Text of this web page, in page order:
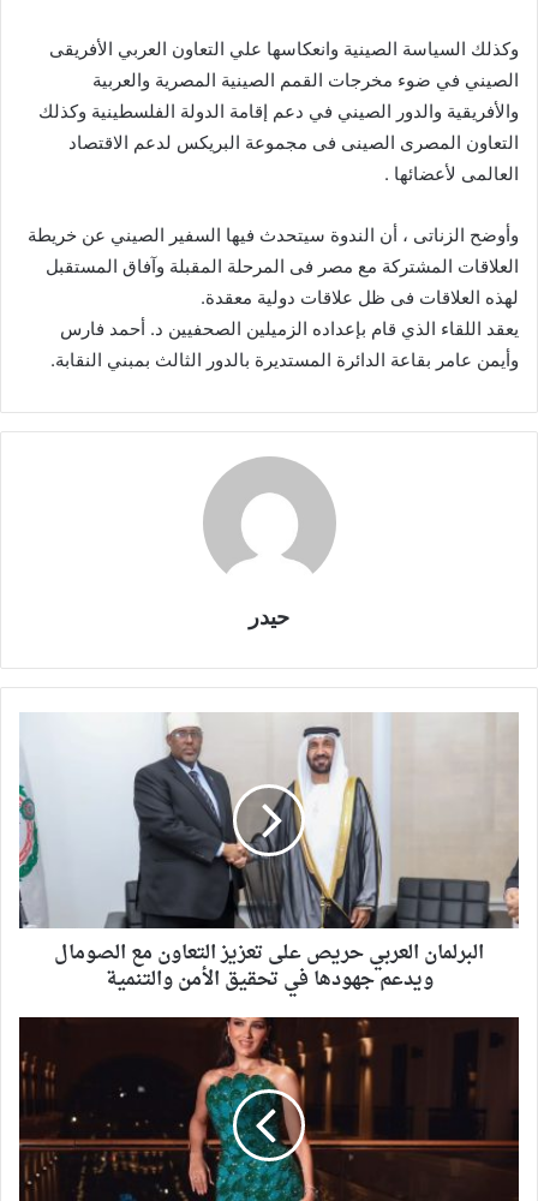
وكذلك السياسة الصينية وانعكاسها علي التعاون العربي الأفريقى
الصيني في ضوء مخرجات القمم الصينية المصرية والعربية
والأفريقية والدور الصيني في دعم إقامة الدولة الفلسطينية وكذلك
التعاون المصرى الصينى فى مجموعة البريكس لدعم الاقتصاد
العالمى لأعضائها .
وأوضح الزناتى ، أن الندوة سيتحدث فيها السفير الصيني عن خريطة
العلاقات المشتركة مع مصر فى المرحلة المقبلة وآفاق المستقبل
لهذه العلاقات فى ظل علاقات دولية معقدة.
يعقد اللقاء الذي قام بإعداده الزميلين الصحفيين د. أحمد فارس
وأيمن عامر بقاعة الدائرة المستديرة بالدور الثالث بمبني النقابة.
حيدر
البرلمان العربي حريص على تعزيز التعاون مع الصومال
ويدعم جهودها في تحقيق الأمن والتنمية